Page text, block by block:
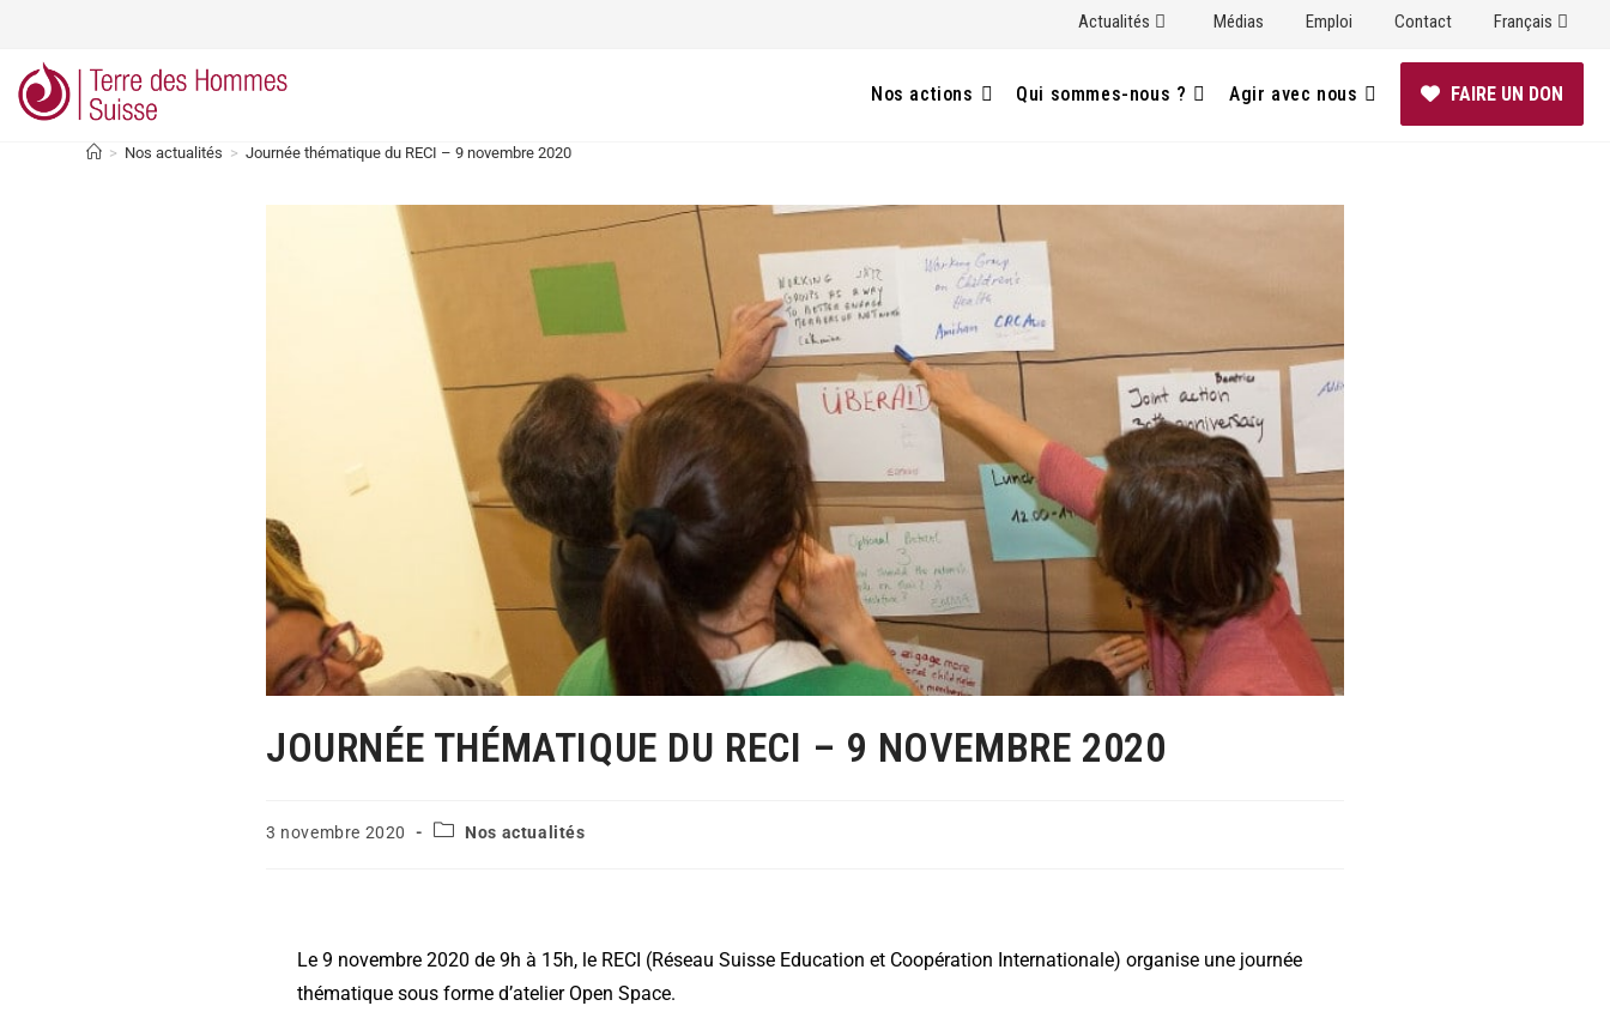
Actualités Médias Emploi Contact Français
Nos actions Qui sommes-nous ? Agir avec nous FAIRE UN DON
> Nos actualités > Journée thématique du RECI – 9 novembre 2020
JOURNÉE THÉMATIQUE DU RECI – 9 NOVEMBRE 2020
3 novembre 2020 Nos actualités
Le 9 novembre 2020 de 9h à 15h, le RECI (Réseau Suisse Education et Coopération Internationale) organise une journée
thématique sous forme d’atelier Open Space.